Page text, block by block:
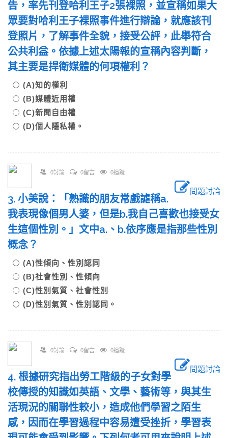
告，率先刊登哈利王子2張裸照，並宣稱如果大
眾要對哈利王子裸照事件進行辯論，就應該刊
登照片，了解事件全貌，接受公評，此舉符合
公共利益。依據上述太陽報的宣稱內容判斷，
其主要是捍衛媒體的何項權利？
(A)知的權利
(B)媒體近用權
(C)新聞自由權
(D)個人隱私權。
0討論 0留言 0追蹤
問題討論
3. 小美說：「熟識的朋友常戲謔稱a.
我表現像個男人婆，但是b.我自己喜歡也接受女
生這個性別。」文中a.、b.依序應是指那些性別
概念？
(A)性傾向、性別認同
(B)社會性別、性傾向
(C)性別氣質、社會性別
(D)性別氣質、性別認同。
0討論 0留言 0追蹤
問題討論
4. 根據研究指出勞工階級的子女對學
校傳授的知識如英語、文學、藝術等，與其生
活現況的關聯性較小，造成他們學習之陌生
感，因而在學習過程中容易遭受挫折，學習表